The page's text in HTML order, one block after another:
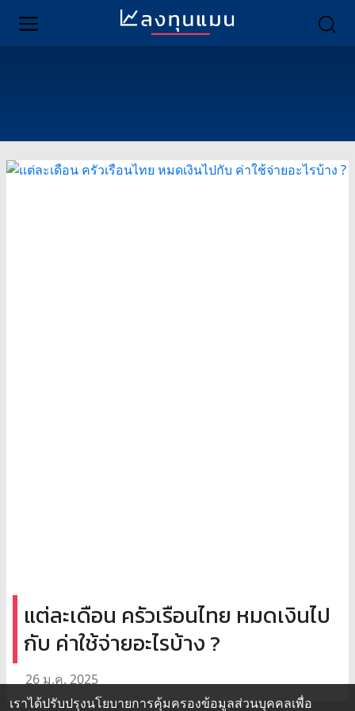
แต่ละเดือน ครัวเรือนไทย หมดเงินไป
กับ ค่าใช้จ่ายอะไรบ้าง ?
26 ม.ค. 2025
เราได้ปรับปรุงนโยบายการคุ้มครองข้อมูลส่วนบุคคลเพื่อ